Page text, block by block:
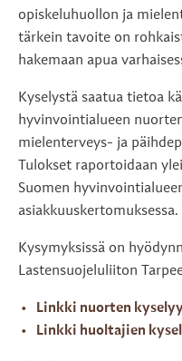
opiskeluhuollon ja
tärkein tavoite on
hakemaan apua
Kyselystä saatua tietoa
hyvinvointialueen
mielenterveys- ja
Tulokset raportoidaan
Suomen
asiakkuuskertomuksessa.
Kysymyksissä on
Lastensuojeluliiton
Linkki nuorten
Linkki huoltajien